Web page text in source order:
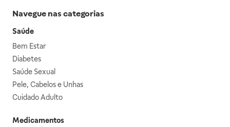
Navegue nas categorias
Saúde
Bem Estar
Diabetes
Saúde Sexual
Pele, Cabelos e Unhas
Cuidado Adulto
Medicamentos